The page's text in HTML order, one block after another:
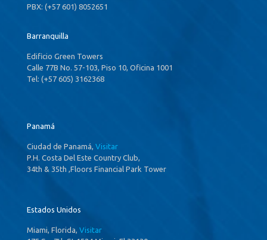
PBX: (+57 601) 8052651
Barranquilla
Edificio Green Towers
Calle 77B No. 57-103, Piso 10, Oficina 1001
Tel: (+57 605) 3162368
Panamá
Ciudad de Panamá, Visitar
P.H. Costa Del Este Country Club,
34th & 35th ,Floors Financial Park Tower
Estados Unidos
Miami, Florida, Visitar